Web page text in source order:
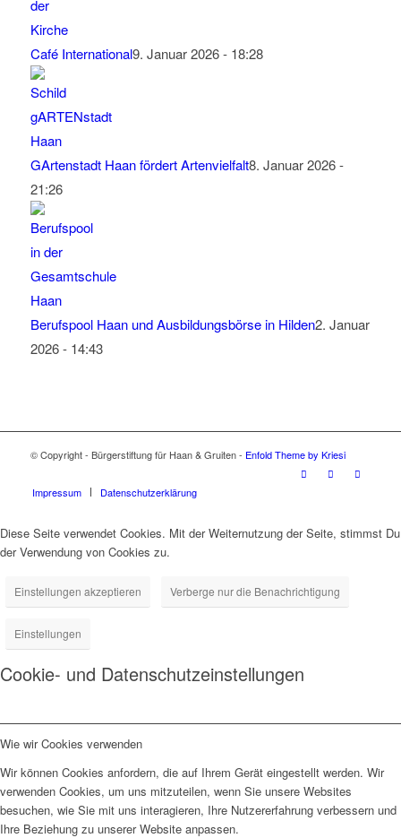
Café International9. Januar 2026 - 18:28
GArtenstadt Haan fördert Artenvielfalt8. Januar 2026 -
21:26
Berufspool Haan und Ausbildungsbörse in Hilden2. Januar
2026 - 14:43
© Copyright - Bürgerstiftung für Haan & Gruiten - Enfold Theme by Kriesi
Impressum Datenschutzerklärung
Diese Seite verwendet Cookies. Mit der Weiternutzung der Seite, stimmst Du
der Verwendung von Cookies zu.
Einstellungen akzeptieren Verberge nur die Benachrichtigung
Einstellungen
Cookie- und Datenschutzeinstellungen
Wie wir Cookies verwenden
Wir können Cookies anfordern, die auf Ihrem Gerät eingestellt werden. Wir
verwenden Cookies, um uns mitzuteilen, wenn Sie unsere Websites
besuchen, wie Sie mit uns interagieren, Ihre Nutzererfahrung verbessern und
Ihre Beziehung zu unserer Website anpassen.